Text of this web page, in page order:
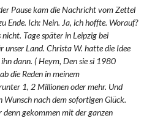
Pause kam die Nachricht vom Zettel
Ende. Ich: Nein. Ja, ich hoffte. Worauf?
Tage später in Leipzig bei
unser Land. Christa W. hatte die Idee
dann. ( Heym, Den sie si 1980
die Reden in meinem
1, 2 Millionen oder mehr. Und
Wunsch nach dem sofortigen Glück.
gekommen mit der ganzen